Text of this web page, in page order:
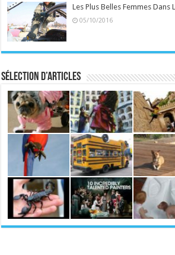
Les Plus Belles Femmes Dans
05/10/2016
Sélection d’articles